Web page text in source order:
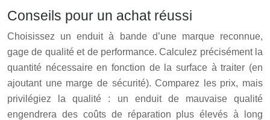
Conseils pour un achat réussi
Choisissez un enduit à bande d’une marque reconnue,
gage de qualité et de performance. Calculez précisément la
quantité nécessaire en fonction de la surface à traiter (en
ajoutant une marge de sécurité). Comparez les prix, mais
privilégiez la qualité : un enduit de mauvaise qualité
engendrera des coûts de réparation plus élevés à long